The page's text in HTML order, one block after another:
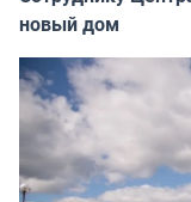
новый дом